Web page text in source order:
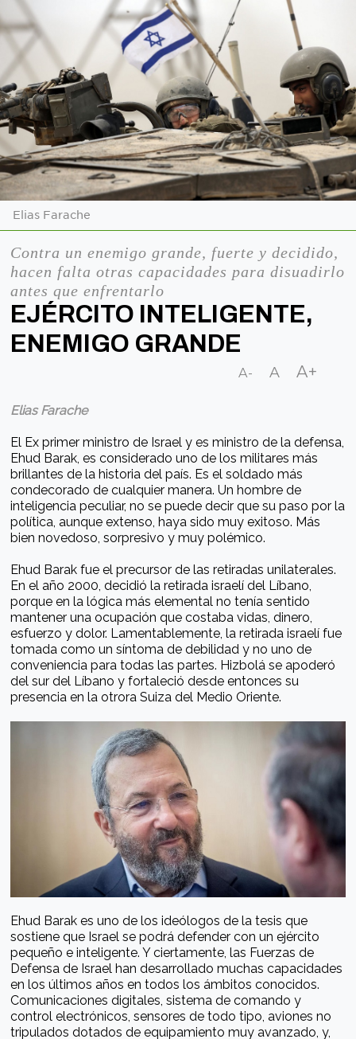
Elias Farache
Contra un enemigo grande, fuerte y decidido,
hacen falta otras capacidades para disuadirlo
antes que enfrentarlo
EJÉRCITO INTELIGENTE,
ENEMIGO GRANDE
A- A A+
Elias Farache
El Ex primer ministro de Israel y es ministro de la defensa,
Ehud Barak, es considerado uno de los militares más
brillantes de la historia del país. Es el soldado más
condecorado de cualquier manera. Un hombre de
inteligencia peculiar, no se puede decir que su paso por la
política, aunque extenso, haya sido muy exitoso. Más
bien novedoso, sorpresivo y muy polémico.
Ehud Barak fue el precursor de las retiradas unilaterales.
En el año 2000, decidió la retirada israelí del Líbano,
porque en la lógica más elemental no tenía sentido
mantener una ocupación que costaba vidas, dinero,
esfuerzo y dolor. Lamentablemente, la retirada israelí fue
tomada como un síntoma de debilidad y no uno de
conveniencia para todas las partes. Hizbolá se apoderó
del sur del Líbano y fortaleció desde entonces su
presencia en la otrora Suiza del Medio Oriente.
Ehud Barak es uno de los ideólogos de la tesis que
sostiene que Israel se podrá defender con un ejército
pequeño e inteligente. Y ciertamente, las Fuerzas de
Defensa de Israel han desarrollado muchas capacidades
en los últimos años en todos los ámbitos conocidos.
Comunicaciones digitales, sistema de comando y
control electrónicos, sensores de todo tipo, aviones no
tripulados dotados de equipamiento muy avanzado, y,